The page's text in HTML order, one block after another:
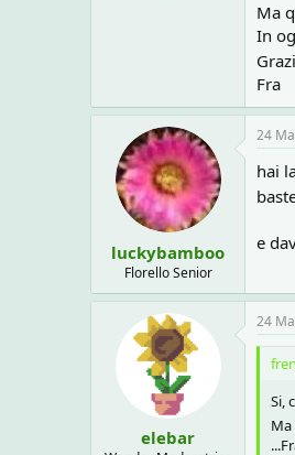
Ma
In
Fra
luckybamboo
Florello Senior
24
hai
e
elebar
24
Si,
Ma